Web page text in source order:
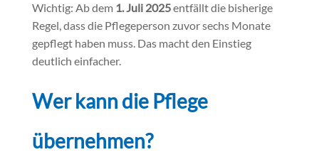
Wichtig: Ab dem 1. Juli 2025entfällt die bisherige
Regel, dass die Pflegeperson zuvor sechs Monate
gepflegt haben muss. Das macht den Einstieg
deutlich einfacher.
Wer kann die Pflege
übernehmen?